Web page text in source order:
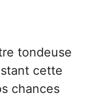
tondeuse
cette
chances